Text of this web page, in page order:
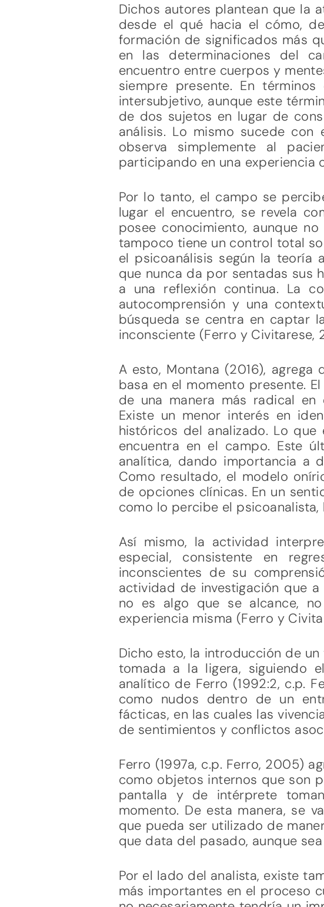
Dichos autores plantean que la
desde el qué hacia el cómo,
formación de significados más
en las determinaciones del
encuentro entre cuerpos y
siempre presente. En
intersubjetivo, aunque este
de dos sujetos en lugar de
análisis. Lo mismo sucede con
observa simplemente al
participando en una experiencia
Por lo tanto, el campo se
lugar el encuentro, se revela
posee conocimiento, aunque
tampoco tiene un control total
el psicoanálisis según la teoría
que nunca da por sentadas sus
a una reflexión continua. La
autocomprensión y una
búsqueda se centra en captar
inconsciente (Ferro y Civitarese,
A esto, Montana (2016),
basa en el momento presente.
de una manera más radical
Existe un menor interés en
históricos del analizado. Lo
encuentra en el campo. Este
analítica, dando importancia a
Como resultado, el modelo
de opciones clínicas. En un
como lo percibe el
Así mismo, la actividad
especial, consistente en
inconscientes de su
actividad de investigación que
no es algo que se alcance,
experiencia misma (Ferro y
Dicho esto, la introducción de
tomada a la ligera, siguiendo
analítico de Ferro (1992:2, c.p.
como nudos dentro de un
fácticas, en las cuales las
de sentimientos y conflictos
Ferro (1997a, c.p. Ferro, 2005)
como objetos internos que son
pantalla y de intérprete
momento. De esta manera, se
que pueda ser utilizado de
que data del pasado, aunque
Por el lado del analista, existe
más importantes en el proceso